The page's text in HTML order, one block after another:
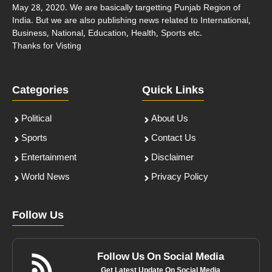
May 28, 2020. We are basically targetting Punjab Region of
India. But we are also publishing news related to International,
Business, National, Education, Health, Sports etc.
Thanks for Visting
Categories
Political
Sports
Entertainment
World News
Quick Links
About Us
Contact Us
Disclaimer
Privacy Policy
Follow Us
Follow Us On Social Media